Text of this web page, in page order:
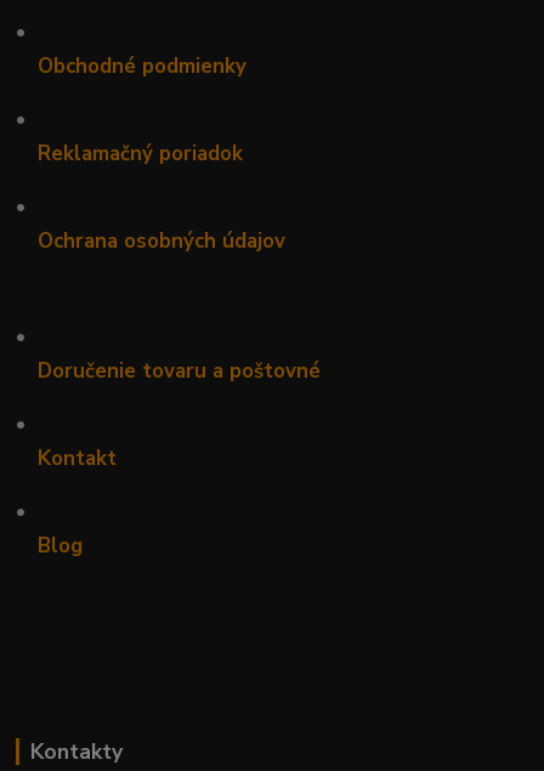
•
Obchodné podmienky
•
Reklamačný poriadok
•
Ochrana osobných údajov
•
Doručenie tovaru a poštovné
•
Kontakt
•
Blog
Kontakty